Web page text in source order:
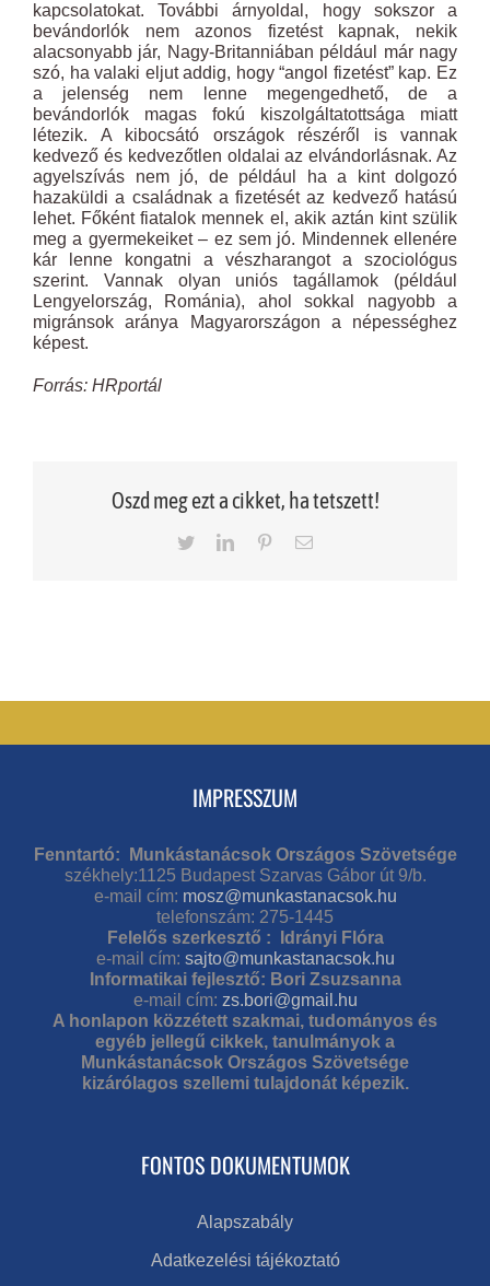
kapcsolatokat. További árnyoldal, hogy sokszor a
bevándorlók nem azonos fizetést kapnak, nekik
alacsonyabb jár, Nagy-Britanniában például már nagy
szó, ha valaki eljut addig, hogy “angol fizetést” kap. Ez
a jelenség nem lenne megengedhető, de a
bevándorlók magas fokú kiszolgáltatottsága miatt
létezik. A kibocsátó országok részéről is vannak
kedvező és kedvezőtlen oldalai az elvándorlásnak. Az
agyelszívás nem jó, de például ha a kint dolgozó
hazaküldi a családnak a fizetését az kedvező hatású
lehet. Főként fiatalok mennek el, akik aztán kint szülik
meg a gyermekeiket – ez sem jó. Mindennek ellenére
kár lenne kongatni a vészharangot a szociológus
szerint. Vannak olyan uniós tagállamok (például
Lengyelország, Románia), ahol sokkal nagyobb a
migránsok aránya Magyarországon a népességhez
képest.
Forrás: HRportál
Oszd meg ezt a cikket, ha tetszett!
TwitterLinkedInPinterestEmail
IMPRESSZUM
Fenntartó: Munkástanácsok Országos Szövetsége
székhely:1125 Budapest Szarvas Gábor út 9/b.
e-mail cím: mosz@munkastanacsok.hu
telefonszám: 275-1445
Felelős szerkesztő : Idrányi Flóra
e-mail cím: sajto@munkastanacsok.hu
Informatikai fejlesztő: Bori Zsuzsanna
e-mail cím: zs.bori@gmail.hu
A honlapon közzétett szakmai, tudományos és
egyéb jellegű cikkek, tanulmányok a
Munkástanácsok Országos Szövetsége
kizárólagos szellemi tulajdonát képezik.
FONTOS DOKUMENTUMOK
Alapszabály
Adatkezelési tájékoztató